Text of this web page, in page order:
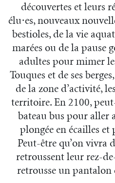
découvertes et leurs
élu·es, nouveaux
bestioles, de la vie
marées ou de la pause
adultes pour mimer
Touques et de ses
de la zone d’activité,
territoire. En 2100,
bateau bus pour aller
plongée en écailles et
Peut-être qu’on vivra
retroussent leur rez-
retrousse un pantalon